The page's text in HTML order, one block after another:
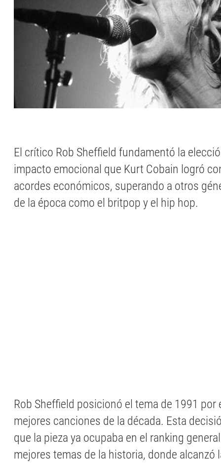
El crítico Rob Sheffield fundamentó la
impacto emocional que Kurt Cobain logró
acordes económicos, superando a otros
de la época como el britpop y el hip hop.
Rob Sheffield posicionó el tema de 1991 por
mejores canciones de la década. Esta
que la pieza ya ocupaba en el ranking
mejores temas de la historia, donde alcanzó